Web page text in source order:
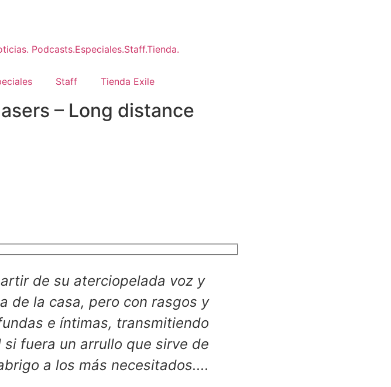
Staff Tienda Exile
– Long distance
de su aterciopelada voz y
de la casa, pero con rasgos y
e íntimas, transmitiendo
fuera un arrullo que sirve de
a los más necesitados....